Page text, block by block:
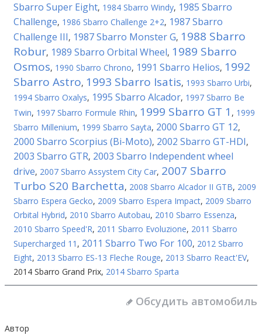
Sbarro Super Eight, 1984 Sbarro Windy, 1985 Sbarro
Challenge, 1986 Sbarro Challenge 2+2, 1987 Sbarro
Challenge III, 1987 Sbarro Monster G, 1988 Sbarro
Robur, 1989 Sbarro Orbital Wheel, 1989 Sbarro
Osmos, 1990 Sbarro Chrono, 1991 Sbarro Helios, 1992
Sbarro Astro, 1993 Sbarro Isatis, 1993 Sbarro Urbi,
1994 Sbarro Oxalys, 1995 Sbarro Alcador, 1997 Sbarro Be
Twin, 1997 Sbarro Formule Rhin, 1999 Sbarro GT 1 , 1999
Sbarro Millenium, 1999 Sbarro Sayta, 2000 Sbarro GT 12,
2000 Sbarro Scorpius (Bi-Мoto), 2002 Sbarro GT-HDI,
2003 Sbarro GTR, 2003 Sbarro Independent wheel
drive, 2007 Sbarro Assystem City Car, 2007 Sbarro
Turbo S20 Barchetta, 2008 Sbarro Alcador II GTB, 2009
Sbarro Espera Gecko, 2009 Sbarro Espera Impact, 2009 Sbarro
Orbital Hybrid, 2010 Sbarro Autobau, 2010 Sbarro Essenza,
2010 Sbarro Speed'R, 2011 Sbarro Evoluzione, 2011 Sbarro
Supercharged 11 , 2011 Sbarro Two For 100, 2012 Sbarro
Eight, 2013 Sbarro ES-13 Fleche Rouge, 2013 Sbarro React'EV,
2014 Sbarro Grand Prix, 2014 Sbarro Sparta
Обсудить автомобиль
Автор